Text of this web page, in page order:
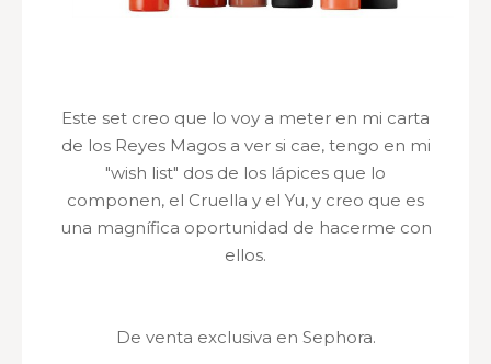
Este set creo que lo voy a meter en mi carta
de los Reyes Magos a ver si cae, tengo en mi
"wish list" dos de los lápices que lo
componen, el Cruella y el Yu, y creo que es
una magnífica oportunidad de hacerme con
ellos.
De venta exclusiva en Sephora.